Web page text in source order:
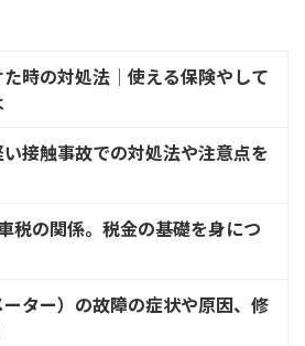
時の対処法│使える保険やして
接触事故での対処法や注意点を
税の関係。税金の基礎を身につ
ター）の故障の症状や原因、修